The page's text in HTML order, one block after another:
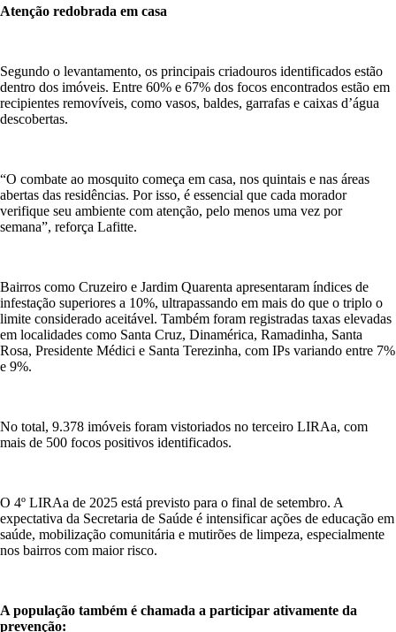
Atenção redobrada em casa
Segundo o levantamento, os principais criadouros identificados estão
dentro dos imóveis. Entre 60% e 67% dos focos encontrados estão em
recipientes removíveis, como vasos, baldes, garrafas e caixas d’água
descobertas.
“O combate ao mosquito começa em casa, nos quintais e nas áreas
abertas das residências. Por isso, é essencial que cada morador
verifique seu ambiente com atenção, pelo menos uma vez por
semana”, reforça Lafitte.
Bairros como Cruzeiro e Jardim Quarenta apresentaram índices de
infestação superiores a 10%, ultrapassando em mais do que o triplo o
limite considerado aceitável. Também foram registradas taxas elevadas
em localidades como Santa Cruz, Dinamérica, Ramadinha, Santa
Rosa, Presidente Médici e Santa Terezinha, com IPs variando entre 7%
e 9%.
No total, 9.378 imóveis foram vistoriados no terceiro LIRAa, com
mais de 500 focos positivos identificados.
O 4º LIRAa de 2025 está previsto para o final de setembro. A
expectativa da Secretaria de Saúde é intensificar ações de educação em
saúde, mobilização comunitária e mutirões de limpeza, especialmente
nos bairros com maior risco.
A população também é chamada a participar ativamente da
prevenção: